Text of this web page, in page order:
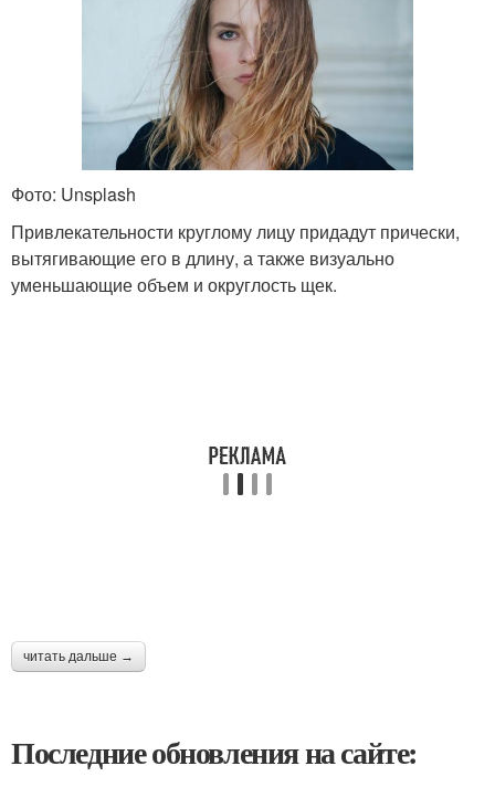
Фото: Unsplash
Привлекательности круглому лицу придадут прически,
вытягивающие его в длину, а также визуально
уменьшающие объем и округлость щек.
читать дальше →
Последние обновления на сайте: